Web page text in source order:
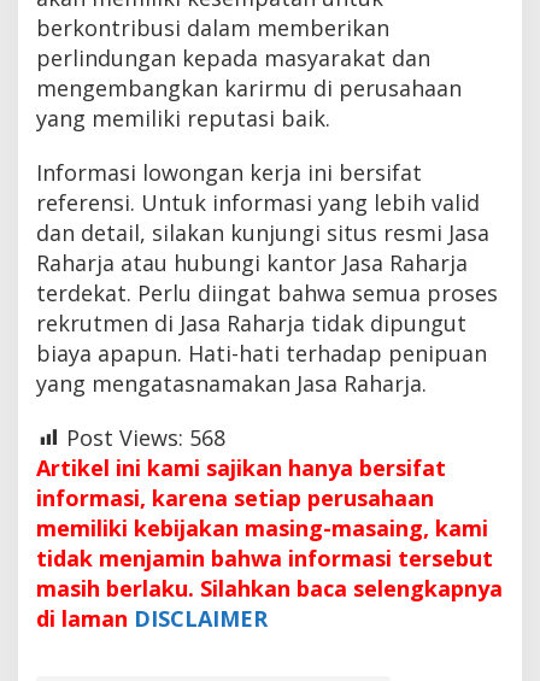
berkontribusi dalam memberikan
perlindungan kepada masyarakat dan
mengembangkan karirmu di perusahaan
yang memiliki reputasi baik.
Informasi lowongan kerja ini bersifat
referensi. Untuk informasi yang lebih valid
dan detail, silakan kunjungi situs resmi Jasa
Raharja atau hubungi kantor Jasa Raharja
terdekat. Perlu diingat bahwa semua proses
rekrutmen di Jasa Raharja tidak dipungut
biaya apapun. Hati-hati terhadap penipuan
yang mengatasnamakan Jasa Raharja.
Post Views: 568
Artikel ini kami sajikan hanya bersifat
informasi, karena setiap perusahaan
memiliki kebijakan masing-masaing, kami
tidak menjamin bahwa informasi tersebut
masih berlaku. Silahkan baca selengkapnya
di laman DISCLAIMER